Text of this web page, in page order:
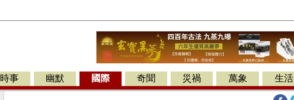
時事 幽默 國際 奇聞 災禍 萬象 生活